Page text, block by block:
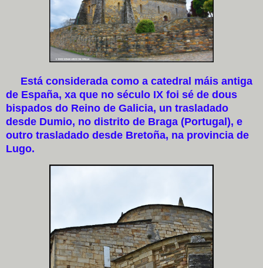
Está considerada como a catedral máis antiga
de España, xa que no século IX foi sé de dous
bispados do Reino de Galicia, un trasladado
desde Dumio, no distrito de Braga (Portugal), e
outro trasladado desde Bretoña, na provincia de
Lugo.